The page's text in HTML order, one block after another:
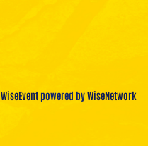
WiseEventpowered byWiseNetwork